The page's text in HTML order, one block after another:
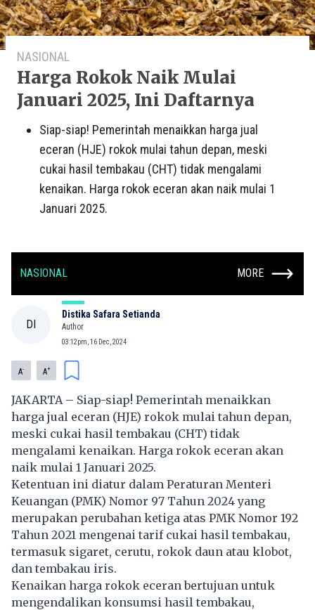
NASIONAL
Harga Rokok Naik Mulai
Januari 2025, Ini Daftarnya
Siap-siap! Pemerintah menaikkan harga jual
eceran (HJE) rokok mulai tahun depan, meski
cukai hasil tembakau (CHT) tidak mengalami
kenaikan. Harga rokok eceran akan naik mulai 1
Januari 2025.
NASIONAL MORE
DI
Distika Safara Setianda
Author
03:12pm, 16 Dec, 2024
A- A+
JAKARTA – Siap-siap! Pemerintah menaikkan
harga jual eceran (HJE) rokok mulai tahun depan,
meski cukai hasil tembakau (CHT) tidak
mengalami kenaikan. Harga rokok eceran akan
naik mulai 1 Januari 2025.
Ketentuan ini diatur dalam Peraturan Menteri
Keuangan (PMK) Nomor 97 Tahun 2024 yang
merupakan perubahan ketiga atas PMK Nomor 192
Tahun 2021 mengenai tarif cukai hasil tembakau,
termasuk sigaret, cerutu, rokok daun atau klobot,
dan tembakau iris.
Kenaikan harga rokok eceran bertujuan untuk
mengendalikan konsumsi hasil tembakau,